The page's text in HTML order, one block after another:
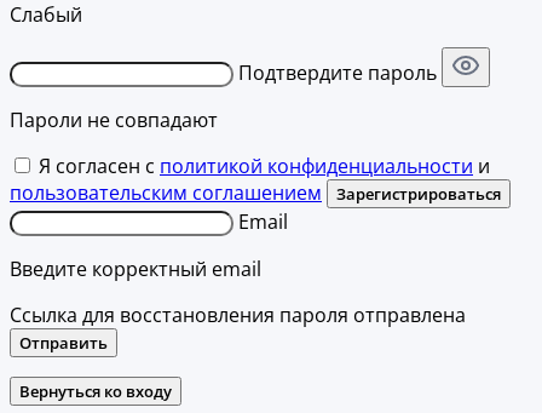
Слабый
Подтвердите пароль
Пароли не совпадают
Я согласен с политикой конфиденциальности и
пользовательским соглашением
Зарегистрироваться
Email
Введите корректный email
Ссылка для восстановления пароля отправлена
Отправить
Вернуться ко входу